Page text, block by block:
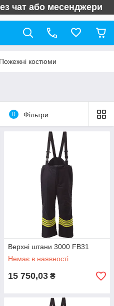
чат або месенджери
Пожежні костюми
0 Фільтри
Верхні штани 3000 FB31
Немає в наявності
15 750,03 ₴